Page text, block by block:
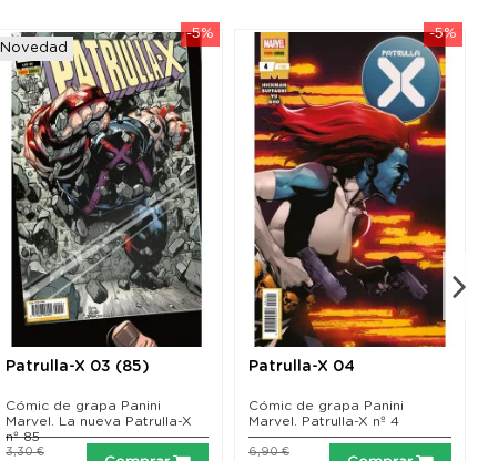
-5%
Novedad
Patrulla-X 03 (85)
Cómic de grapa Panini
Marvel. La nueva Patrulla-X
nº 85
3,30 €
-5%
Patrulla-X 04
Cómic de grapa Panini
Marvel. Patrulla-X nº 4
6,90 €